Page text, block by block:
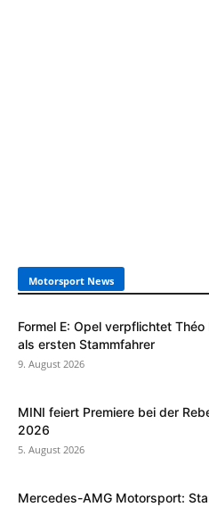
Motorsport News
Formel E: Opel verpflichtet Théo
als ersten Stammfahrer
9. August 2026
MINI feiert Premiere bei der
2026
5. August 2026
Mercedes-AMG Motorsport: